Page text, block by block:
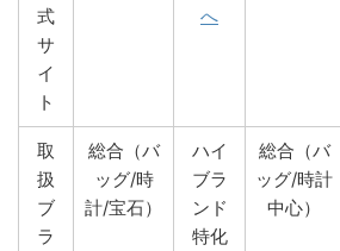
式
サ
イ
ト
へ
取
扱
ブ
ラ
総合（バ
ッグ/時
計/宝石）
ハイ
ブラ
ンド
特化
総合（バ
ッグ/時計
中心）